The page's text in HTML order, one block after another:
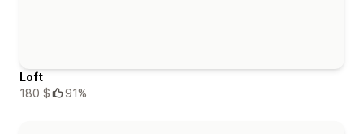
Loft
180 $
91%